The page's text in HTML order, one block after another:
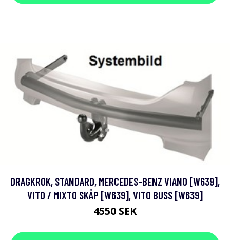
DRAGKROK, STANDARD, MERCEDES-BENZ VIANO [W639],
VITO / MIXTO SKÅP [W639], VITO BUSS [W639]
4550 SEK